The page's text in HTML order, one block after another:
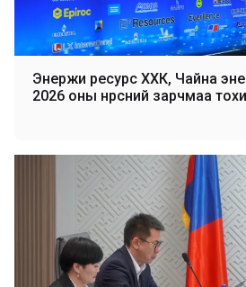
Энержи ресурс ХХК, Чайна
2026 оны нүүрсний зарчмаа